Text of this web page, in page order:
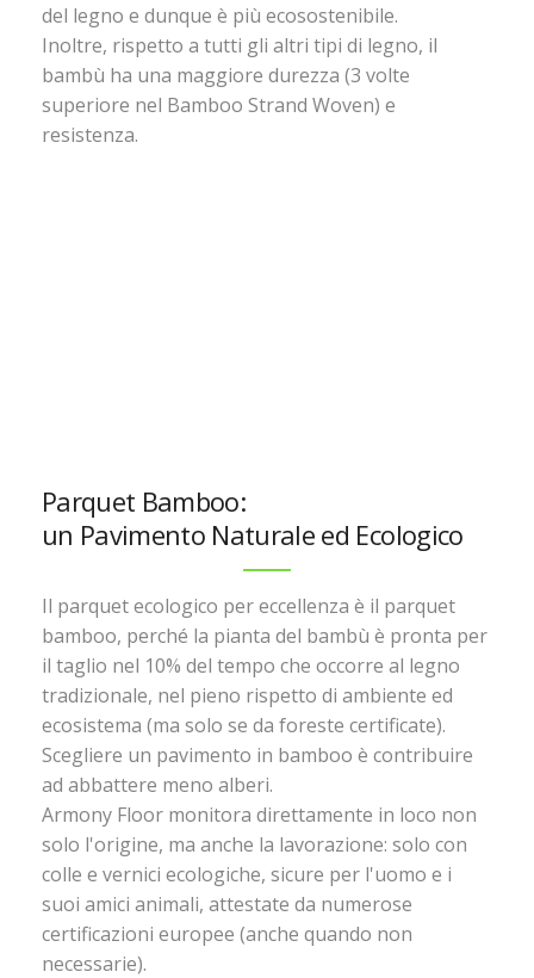
del legno e dunque è più ecosostenibile.
Inoltre, rispetto a tutti gli altri tipi di legno, il
bambù ha una maggiore durezza (3 volte
superiore nel Bamboo Strand Woven) e
resistenza.
Parquet Bamboo:
un Pavimento Naturale ed Ecologico
Il parquet ecologico per eccellenza è il parquet
bamboo, perché la pianta del bambù è pronta per
il taglio nel 10% del tempo che occorre al legno
tradizionale, nel pieno rispetto di ambiente ed
ecosistema (ma solo se da foreste certificate).
Scegliere un pavimento in bamboo è contribuire
ad abbattere meno alberi.
Armony Floor monitora direttamente in loco non
solo l'origine, ma anche la lavorazione: solo con
colle e vernici ecologiche, sicure per l'uomo e i
suoi amici animali, attestate da numerose
certificazioni europee (anche quando non
necessarie).